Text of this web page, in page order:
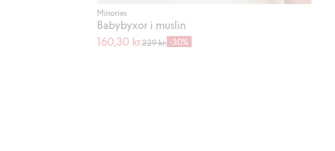
Minories
Babybyxor i muslin
160,30 kr.229 kr. -30%